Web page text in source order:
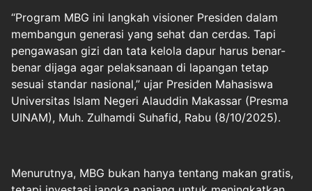
“Program MBG ini langkah visioner Presiden dalam
membangun generasi yang sehat dan cerdas. Tapi
pengawasan gizi dan tata kelola dapur harus benar-
benar dijaga agar pelaksanaan di lapangan tetap
sesuai standar nasional,” ujar Presiden Mahasiswa
Universitas Islam Negeri Alauddin Makassar (Presma
UINAM), Muh. Zulhamdi Suhafid, Rabu (8/10/2025).
Menurutnya, MBG bukan hanya tentang makan gratis,